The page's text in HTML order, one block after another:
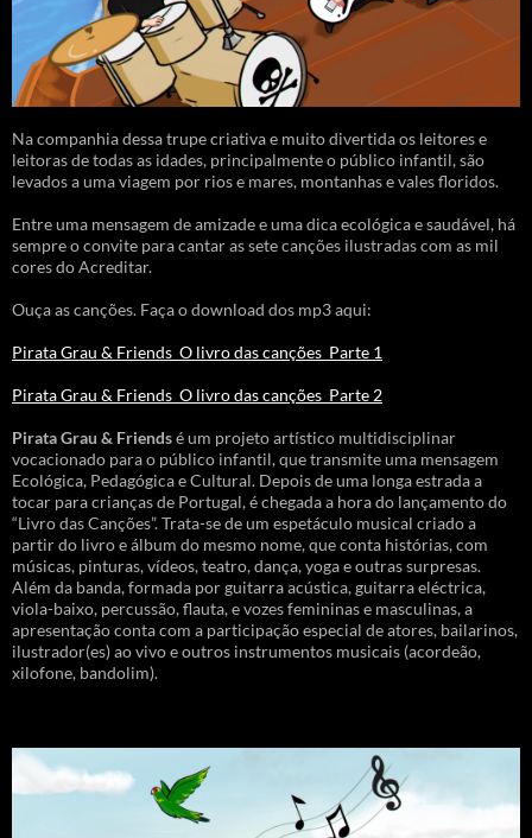
Na companhia dessa trupe criativa e muito divertida os leitores e
leitoras de todas as idades, principalmente o público infantil, são
levados a uma viagem por rios e mares, montanhas e vales floridos.
Entre uma mensagem de amizade e uma dica ecológica e saudável, há
sempre o convite para cantar as sete canções ilustradas com as mil
cores do Acreditar.
Ouça as canções. Faça o download dos mp3 aqui:
Pirata Grau & Friends_O livro das canções_Parte 1
Pirata Grau & Friends_O livro das canções_Parte 2
Pirata Grau & Friendsé um projeto artístico multidisciplinar
vocacionado para o público infantil, que transmite uma mensagem
Ecológica, Pedagógica e Cultural. Depois de uma longa estrada a
tocar para crianças de Portugal, é chegada a hora do lançamento do
“Livro das Canções”. Trata-se de um espetáculo musical criado a
partir do livro e álbum do mesmo nome, que conta histórias, com
músicas, pinturas, vídeos, teatro, dança, yoga e outras surpresas.
Além da banda, formada por guitarra acústica, guitarra eléctrica,
viola-baixo, percussão, flauta, e vozes femininas e masculinas, a
apresentação conta com a participação especial de atores, bailarinos,
ilustrador(es) ao vivo e outros instrumentos musicais (acordeão,
xilofone, bandolim).